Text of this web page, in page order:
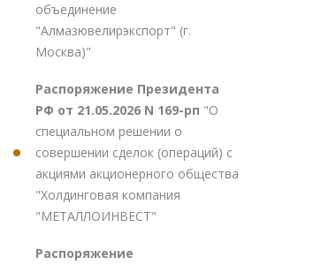
объединение
"Алмазювелирэкспорт" (г.
Москва)"
Распоряжение Президента
РФ от 21.05.2026 N 169-рп "О
специальном решении о
совершении сделок (операций) с
акциями акционерного общества
"Холдинговая компания
"МЕТАЛЛОИНВЕСТ"
Распоряжение